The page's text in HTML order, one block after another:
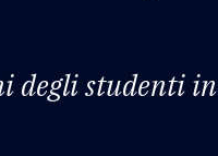
degli studenti in